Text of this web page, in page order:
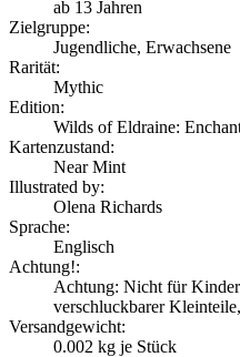
ab 13 Jahren
Zielgruppe:
Jugendliche, Erwachsene
Rarität:
Mythic
Edition:
Wilds of Eldraine:
Kartenzustand:
Near Mint
Illustrated by:
Olena Richards
Sprache:
Englisch
Achtung!:
Achtung: Nicht für Kinder
verschluckbarer
Versandgewicht:
0.002 kg je Stück